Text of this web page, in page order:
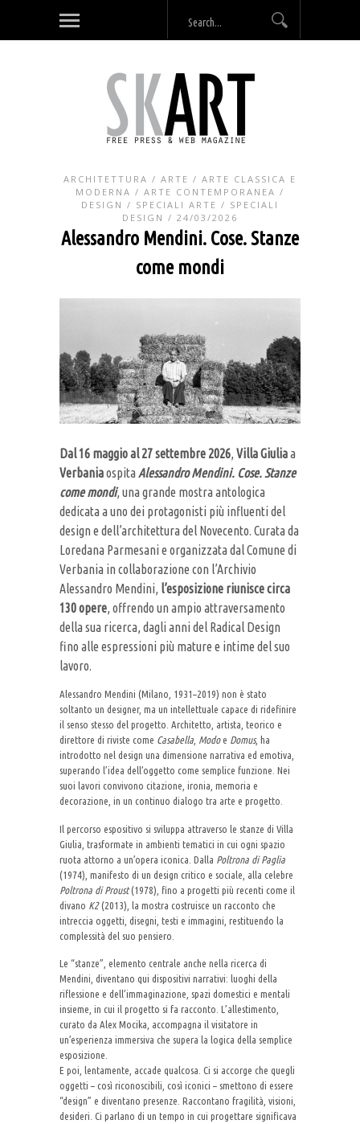
ARCHITETTURA / ARTE / ARTE CLASSICA E
MODERNA / ARTE CONTEMPORANEA /
DESIGN / SPECIALI ARTE / SPECIALI
DESIGN / 24/03/2026
Alessandro Mendini. Cose. Stanze
come mondi
Dal 16 maggio al 27 settembre 2026, Villa Giuliaa
Verbaniaospita Alessandro Mendini. Cose. Stanze
come mondi, una grande mostra antologica
dedicata a uno dei protagonisti più influenti del
design e dell’architettura del Novecento. Curata da
Loredana Parmesani e organizzata dal Comune di
Verbania in collaborazione con l’Archivio
Alessandro Mendini, l’esposizione riunisce circa
130 opere, offrendo un ampio attraversamento
della sua ricerca, dagli anni del Radical Design
fino alle espressioni più mature e intime del suo
lavoro.
Alessandro Mendini (Milano, 1931–2019) non è stato
soltanto un designer, ma un intellettuale capace di ridefinire
il senso stesso del progetto. Architetto, artista, teorico e
direttore di riviste come Casabella Modoe Domus, ha
introdotto nel design una dimensione narrativa ed emotiva,
superando l’idea dell’oggetto come semplice funzione. Nei
suoi lavori convivono citazione, ironia, memoria e
decorazione, in un continuo dialogo tra arte e progetto.
Il percorso espositivo si sviluppa attraverso le stanze di Villa
Giulia, trasformate in ambienti tematici in cui ogni spazio
ruota attorno a un’opera iconica. Dalla Poltrona di Paglia
(1974), manifesto di un design critico e sociale, alla celebre
Poltrona di Proust(1978), fino a progetti più recenti come il
divano K2(2013), la mostra costruisce un racconto che
intreccia oggetti, disegni, testi e immagini, restituendo la
complessità del suo pensiero.
Le “stanze”, elemento centrale anche nella ricerca di
Mendini, diventano qui dispositivi narrativi: luoghi della
riflessione e dell’immaginazione, spazi domestici e mentali
insieme, in cui il progetto si fa racconto. L’allestimento,
curato da Alex Mocika, accompagna il visitatore in
un’esperienza immersiva che supera la logica della semplice
esposizione.
E poi, lentamente, accade qualcosa. Ci si accorge che quegli
oggetti – così riconoscibili, così iconici – smettono di essere
“design” e diventano presenze. Raccontano fragilità, visioni,
desideri. Ci parlano di un tempo in cui progettare significava